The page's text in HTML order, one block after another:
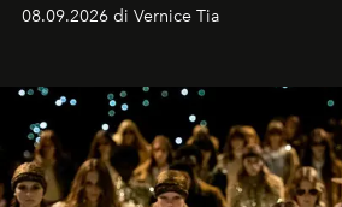
08.09.2026 di Vernice Tia